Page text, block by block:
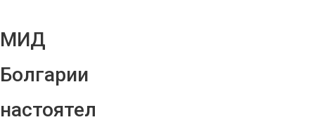
МИД
Болгарии
настоятел